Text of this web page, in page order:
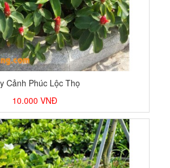
Cảnh Phúc Lộc Thọ
10.000 VNĐ